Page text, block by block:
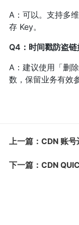
A：可以。支持多
存 Key。
Q4：时间戳防盗
A：建议使用「删
数，保留业务有效
上一篇：CDN 账号
下一篇：CDN